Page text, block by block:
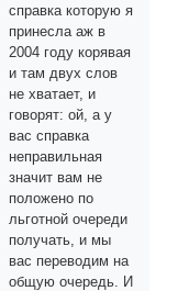
справка которую я
принесла аж в
2004 году корявая
и там двух слов
не хватает, и
говорят: ой, а у
вас справка
неправильная
значит вам не
положено по
льготной очереди
получать, и мы
вас переводим на
общую очередь. И